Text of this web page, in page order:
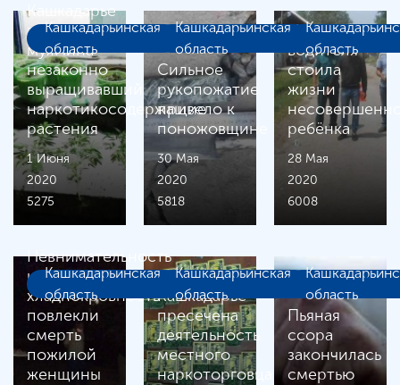
Кашкадарьинская
область
Кашкадарье
задержан
мужчина
незаконно
выращивавший
наркотикосодержащие
растения
1 Июня
2020
5275
Кашкадарьинская
область
Сильное
рукопожатие
привело к
поножовщине
30 Мая
2020
5818
область
водителя
стоила
жизни
ребёнка
28 Мая
2020
6008
Кашкадарьинская
область
Невнимательность
и
хладнокровность
повлекли
смерть
пожилой
женщины
Кашкадарьинская
область
В
Кашкадарье
пресечена
деятельность
местного
наркоторговца
область
Пьяная
ссора
закончилась
смертью